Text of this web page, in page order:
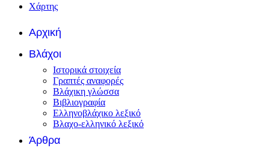
Χάρτης
Αρχική
Βλάχοι
Ιστορικά στοιχεία
Γραπτές αναφορές
Βλάχικη γλώσσα
Βιβλιογραφία
Ελληνοβλάχικο λεξικό
Βλαχο-ελληνικό λεξικό
Άρθρα